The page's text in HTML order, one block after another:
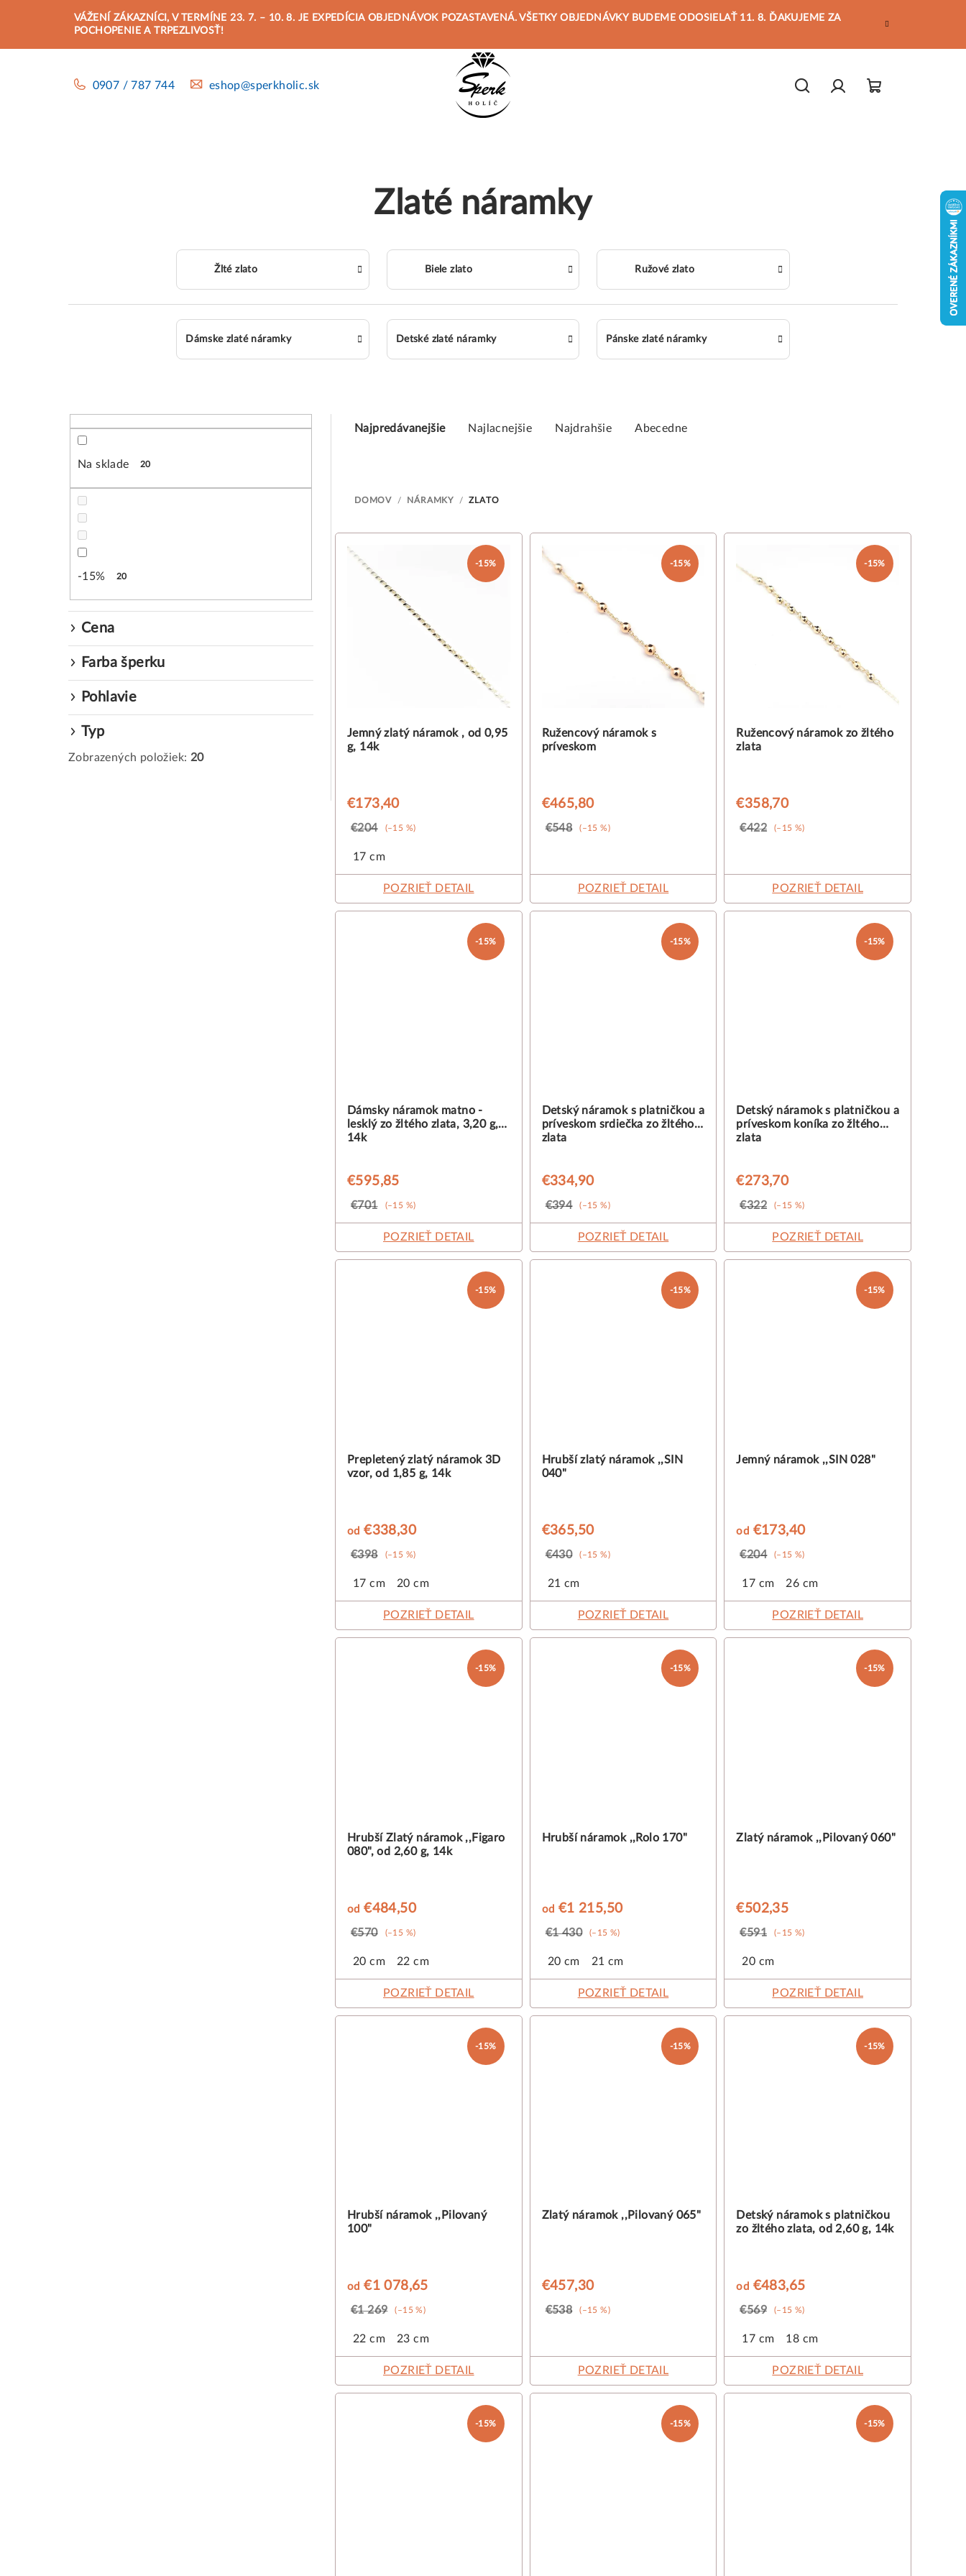
VÁŽENÍ ZÁKAZNÍCI, V TERMÍNE 23. 7. – 10. 8. JE EXPEDÍCIA OBJEDNÁVOK POZASTAVENÁ. VŠETKY OBJEDNÁVKY BUDEME ODOSIELAŤ 11. 8. ĎAKUJEME ZA
POCHOPENIE A TRPEZLIVOSŤ!
0907 / 787 744 eshop@sperkholic.sk
Zlaté náramky
Žlté zlato Biele zlato Ružové zlato
Dámske zlaté náramky Detské zlaté náramky Pánske zlaté náramky
Na sklade 20
-15% 20
Cena
Farba šperku
Pohlavie
Typ
Zobrazených položiek: 20
e
i
k
o
v
Najpredávanejšie Najlacnejšie Najdrahšie Abecedne
DOMOV / NÁRAMKY / ZLATO
V
o
d
k
o
v
-15%
Jemný zlatý náramok , od 0,95
g, 14k
€173,40
€204 (–15 %)
17 cm
POZRIEŤ DETAIL
-15%
Ružencový náramok s
príveskom
€465,80
€548 (–15 %)
POZRIEŤ DETAIL
-15%
Ružencový náramok zo žltého
zlata
€358,70
€422 (–15 %)
POZRIEŤ DETAIL
-15%
Dámsky náramok matno -
lesklý zo žltého zlata, 3,20 g,
14k
€595,85
€701 (–15 %)
POZRIEŤ DETAIL
-15%
Detský náramok s platničkou a
príveskom srdiečka zo žltého
zlata
€334,90
€394 (–15 %)
POZRIEŤ DETAIL
-15%
Detský náramok s platničkou a
príveskom koníka zo žltého
zlata
€273,70
€322 (–15 %)
POZRIEŤ DETAIL
-15%
Prepletený zlatý náramok 3D
vzor, od 1,85 g, 14k
od €338,30
€398 (–15 %)
17 cm 20 cm
POZRIEŤ DETAIL
-15%
Hrubší zlatý náramok ,,SIN
040"
€365,50
€430 (–15 %)
21 cm
POZRIEŤ DETAIL
-15%
Jemný náramok ,,SIN 028"
od €173,40
€204 (–15 %)
17 cm 26 cm
POZRIEŤ DETAIL
-15%
Hrubší Zlatý náramok ,,Figaro
080", od 2,60 g, 14k
od €484,50
€570 (–15 %)
20 cm 22 cm
POZRIEŤ DETAIL
-15%
Hrubší náramok ,,Rolo 170"
od €1 215,50
€1 430 (–15 %)
20 cm 21 cm
POZRIEŤ DETAIL
-15%
Zlatý náramok ,,Pilovaný 060"
€502,35
€591 (–15 %)
20 cm
POZRIEŤ DETAIL
-15%
Hrubší náramok ,,Pilovaný
100"
od €1 078,65
€1 269 (–15 %)
22 cm 23 cm
POZRIEŤ DETAIL
-15%
Zlatý náramok ,,Pilovaný 065"
€457,30
€538 (–15 %)
POZRIEŤ DETAIL
-15%
Detský náramok s platničkou
zo žltého zlata, od 2,60 g, 14k
od €483,65
€569 (–15 %)
17 cm 18 cm
POZRIEŤ DETAIL
-15% -15% -15%